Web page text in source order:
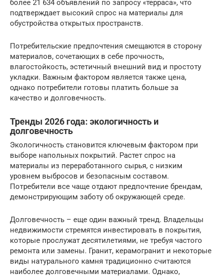
более 21 634 объявлений по запросу «терраса», что
подтверждает высокий спрос на материалы для
обустройства открытых пространств.
Потребительские предпочтения смещаются в сторону
материалов, сочетающих в себе прочность,
влагостойкость, эстетичный внешний вид и простоту
укладки. Важным фактором является также цена,
однако потребители готовы платить больше за
качество и долговечность.
Тренды 2026 года: экологичность и
долговечность
Экологичность становится ключевым фактором при
выборе напольных покрытий. Растет спрос на
материалы из переработанного сырья, с низким
уровнем выбросов и безопасным составом.
Потребители все чаще отдают предпочтение брендам,
демонстрирующим заботу об окружающей среде.
Долговечность – еще один важный тренд. Владельцы
недвижимости стремятся инвестировать в покрытия,
которые прослужат десятилетиями, не требуя частого
ремонта или замены. Гранит, керамогранит и некоторые
виды натурального камня традиционно считаются
наиболее долговечными материалами. Однако,